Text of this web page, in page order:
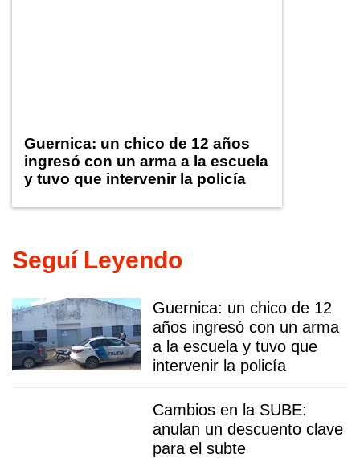
Guernica: un chico de 12 años
ingresó con un arma a la escuela
y tuvo que intervenir la policía
Seguí Leyendo
Guernica: un chico de 12
años ingresó con un arma
a la escuela y tuvo que
intervenir la policía
Cambios en la SUBE:
anulan un descuento clave
para el subte